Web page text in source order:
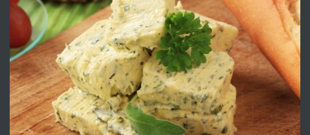
преди 1 година
ПРЕДЛАГА Работа за общи работници
преди 1 година
ПРЕДЛАГА